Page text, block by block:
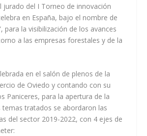
jurado del I Torneo de innovación
en España, bajo el nombre de
para la visibilización de los avances
a las empresas forestales y de la
en el salón de plenos de la
de Oviedo y contando con su
Paniceres, para la apertura de la
temas tratados se abordaron las
del sector 2019-2022, con 4 ejes de